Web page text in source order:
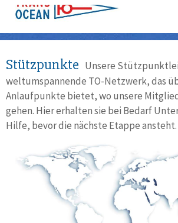
Stützpunkte Unsere
weltumspannende TO-Netzwerk, das
Anlaufpunkte bietet, wo unsere
gehen. Hier erhalten sie bei Bedarf
Hilfe, bevor die nächste Etappe ansteht.